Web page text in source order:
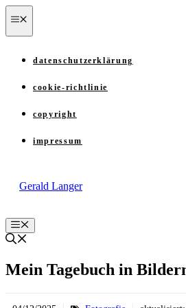
Zum
Inhalt
springen
datenschutzerklärung
cookie-richtlinie
copyright
impressum
Gerald Langer
Menü
Mein Tagebuch in